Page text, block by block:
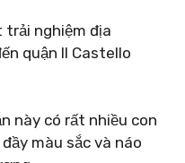
trải nghiệm địa
quận Il Castello
này có rất nhiều con
màu sắc và náo